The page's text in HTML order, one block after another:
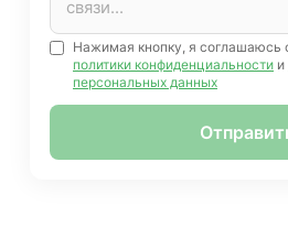
Нажимая кнопку, я соглашаюсь
политики конфиденциальности и
персональных данных